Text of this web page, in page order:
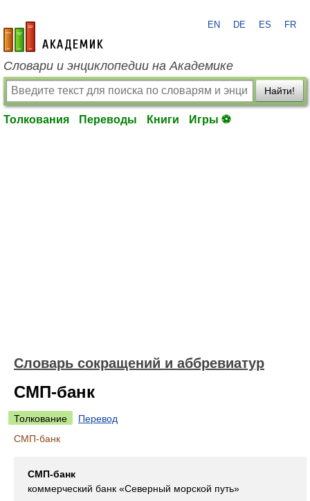
academic.ru
EN DE ES FR
Словари и энциклопедии на Академике
Найти!
Толкования Переводы Книги Игры ⚽
Словарь сокращений и аббревиатур
СМП-банк
Толкование
Перевод
СМП-банк
СМП-банк
коммерческий банк «Северный морской путь»